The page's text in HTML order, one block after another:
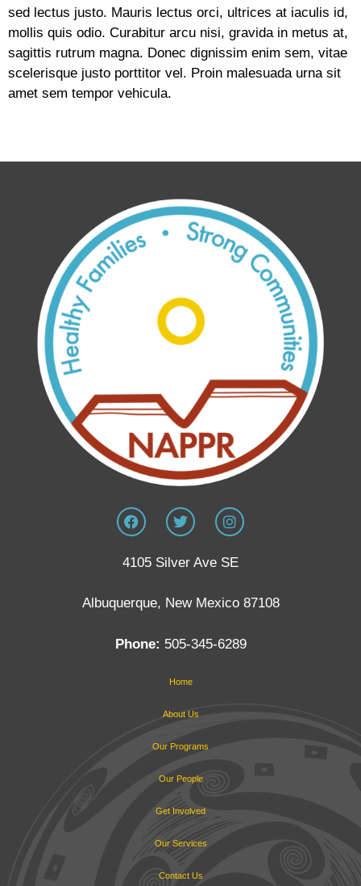
sed lectus justo. Mauris lectus orci, ultrices at iaculis id,
mollis quis odio. Curabitur arcu nisi, gravida in metus at,
sagittis rutrum magna. Donec dignissim enim sem, vitae
scelerisque justo porttitor vel. Proin malesuada urna sit
amet sem tempor vehicula.
4105 Silver Ave SE
Albuquerque, New Mexico 87108
Phone: 505-345-6289
Home
About Us
Our Programs
Our People
Get Involved
Our Services
Contact Us